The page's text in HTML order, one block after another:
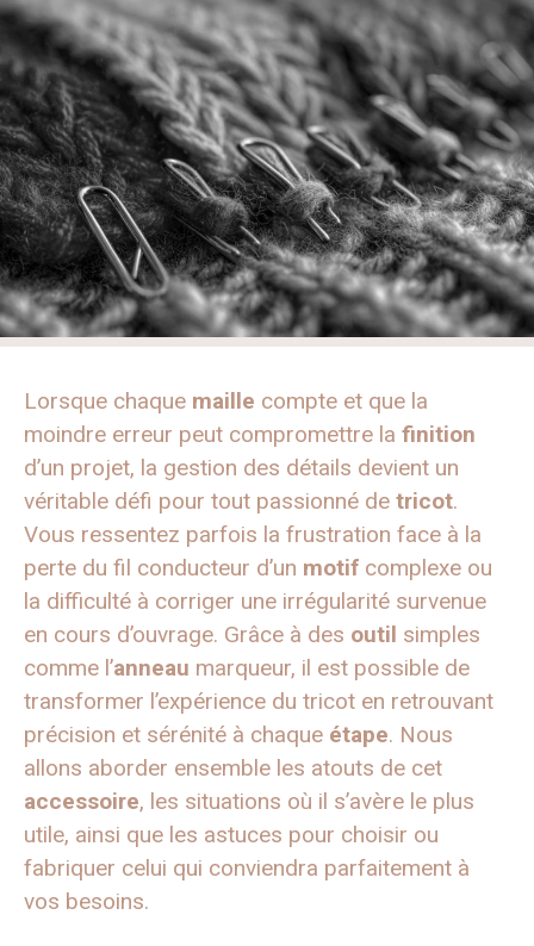
Lorsque chaque maille compte et que la
moindre erreur peut compromettre la finition
d’un projet, la gestion des détails devient un
véritable défi pour tout passionné de tricot.
Vous ressentez parfois la frustration face à la
perte du fil conducteur d’un motif complexe ou
la difficulté à corriger une irrégularité survenue
en cours d’ouvrage. Grâce à des outil simples
comme l’anneau marqueur, il est possible de
transformer l’expérience du tricot en retrouvant
précision et sérénité à chaque étape. Nous
allons aborder ensemble les atouts de cet
accessoire, les situations où il s’avère le plus
utile, ainsi que les astuces pour choisir ou
fabriquer celui qui conviendra parfaitement à
vos besoins.